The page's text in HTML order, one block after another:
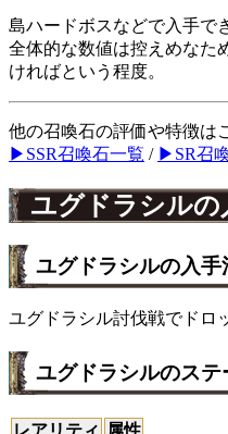
島ハードボスなどで入手で
全体的な数値は控えめなた
ければという程度。
他の召喚石の評価や特徴は
▶SSR召喚石一覧 / ▶SR召
ユグドラシル
ユグドラシルの入手
ユグドラシル討伐戦でドロ
ユグドラシルのステ
レアリティ 属性